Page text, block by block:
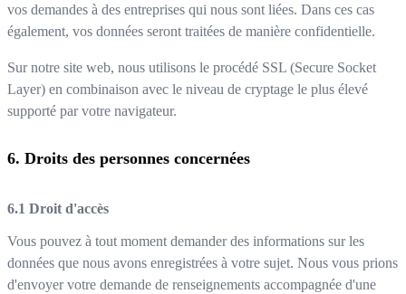
vos demandes à des entreprises qui nous sont liées. Dans ces cas
également, vos données seront traitées de manière confidentielle.
Sur notre site web, nous utilisons le procédé SSL (Secure Socket
Layer) en combinaison avec le niveau de cryptage le plus élevé
supporté par votre navigateur.
Droits des personnes concernées
Droit d'accès
Vous pouvez à tout moment demander des informations sur les
données que nous avons enregistrées à votre sujet. Nous vous prions
d'envoyer votre demande de renseignements accompagnée d'une